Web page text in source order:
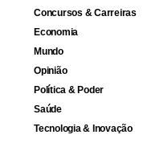
Concursos & Carreiras
Economia
Mundo
Opinião
Política & Poder
Saúde
Tecnologia & Inovação